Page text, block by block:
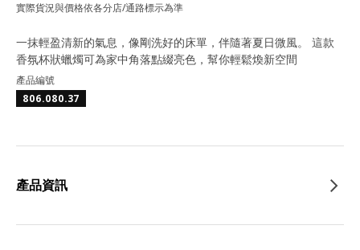
實際貨況與價格依各分店/通路標示為準
一抹輕盈清新的氣息，像剛洗好的床單，伴隨著夏日微風。 這款
香氛杯狀蠟燭可為家中角落點綴亮色，幫你輕鬆煥新空間
產品編號
806.080.37
產品資訊